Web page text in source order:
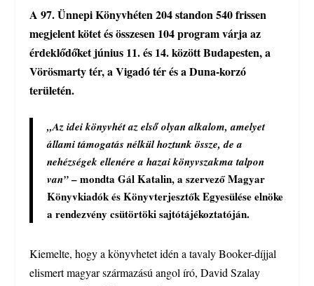
A 97. Ünnepi Könyvhéten 204 standon 540 frissen
megjelent kötet és összesen 104 program várja az
érdeklődőket június 11. és 14. között Budapesten, a
Vörösmarty tér, a Vigadó tér és a Duna-korzó
területén.
„Az idei könyvhét az első olyan alkalom, amelyet
állami támogatás nélkül hoztunk össze, de a
nehézségek ellenére a hazai könyvszakma talpon
van”– mondta Gál Katalin, a szervező Magyar
Könyvkiadók és Könyvterjesztők Egyesülése elnöke
a rendezvény csütörtöki sajtótájékoztatóján.
Kiemelte, hogy a könyvhetet idén a tavaly Booker-díjjal
elismert magyar származású angol író, David Szalay